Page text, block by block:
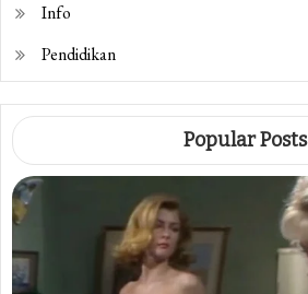
Info
Pendidikan
Popular Posts